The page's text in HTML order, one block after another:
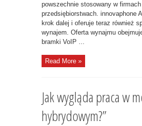
powszechnie stosowany w firmach
przedsiębiorstwach. innovaphone
krok dalej i oferuje teraz również
wynajem. Oferta wynajmu
bramki VoIP ...
Read More »
Jak wygląda praca w
hybrydowym?”